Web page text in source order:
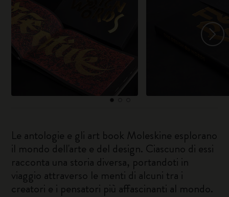
Le antologie e gli art book Moleskine esplorano
il mondo dell'arte e del design. Ciascuno di essi
racconta una storia diversa, portandoti in
viaggio attraverso le menti di alcuni tra i
creatori e i pensatori più affascinanti al mondo.